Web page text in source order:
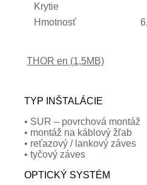
Krytie
Hmotnosť
THOR en (1,5MB)
TYP INŠTALÁCIE
• SUR – povrchová montáž
• montáž na káblový žľab
• reťazový / lankový záves
• tyčový záves
OPTICKÝ SYSTÉM